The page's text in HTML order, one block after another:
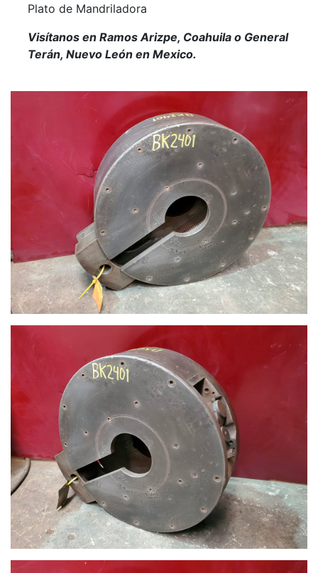
Plato de Mandriladora
Visítanos en Ramos Arizpe, Coahuila o General
Terán, Nuevo León en Mexico.